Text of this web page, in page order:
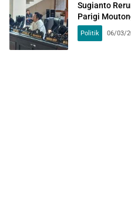
Sugianto
Parigi
Politik 06/03/